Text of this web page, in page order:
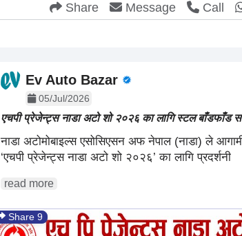
Share Message Call
Ev Auto Bazar
05/Jul/2026
एचपी प्रेजेन्ट्स नाडा अटो शो २०२६ का लागि स्टल बाँडफाँड
नाडा अटोमोबाइल्स एसोसिएसन अफ नेपाल (नाडा) ले
‘एचपी प्रेजेन्ट्स नाडा अटो शो २०२६’ का लागि प्रदर्शनी
read more
Share 9